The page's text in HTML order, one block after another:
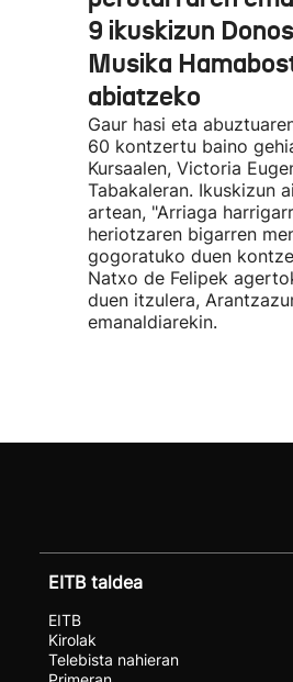
9 ikuskizun
Musika
abiatzeko
Gaur hasi eta
60 kontzertu baino
Kursaalen, Victoria
Tabakaleran. Ikuskizun
artean, "Arriaga
heriotzaren bigarren
gogoratuko duen
Natxo de Felipek
duen itzulera,
emanaldiarekin.
EITB taldea
EITB
Kirolak
Telebista nahieran